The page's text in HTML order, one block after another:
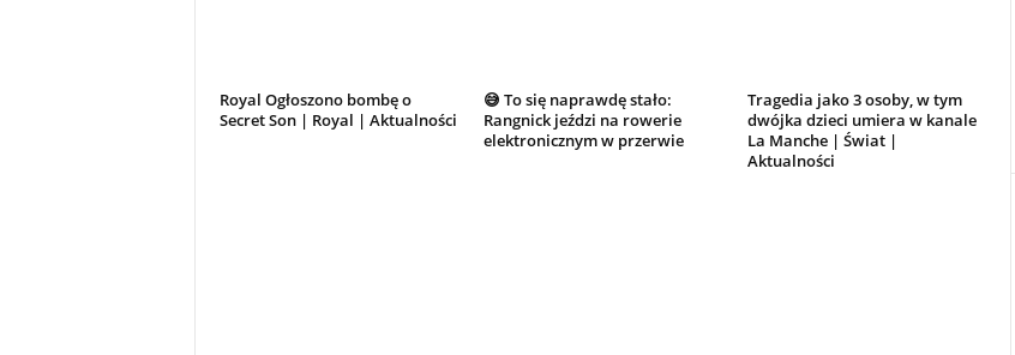
Royal Ogłoszono bombę o
Secret Son | Royal | Aktualności
😅 To się naprawdę stało:
Rangnick jeździ na rowerie
elektronicznym w przerwie
Tragedia jako 3 osoby, w tym
dwójka dzieci umiera w kanale
La Manche | Świat |
Aktualności